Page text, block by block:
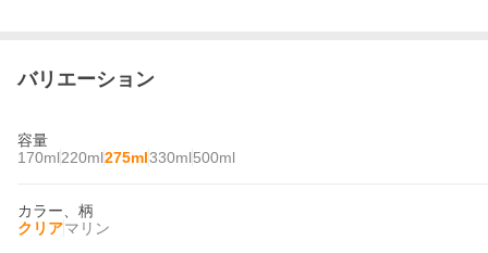
バリエーション
容量
170ml220ml275ml330ml500ml
カラー、柄
クリアマリン